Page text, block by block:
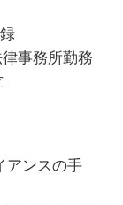
事務所勤務
アンスの手